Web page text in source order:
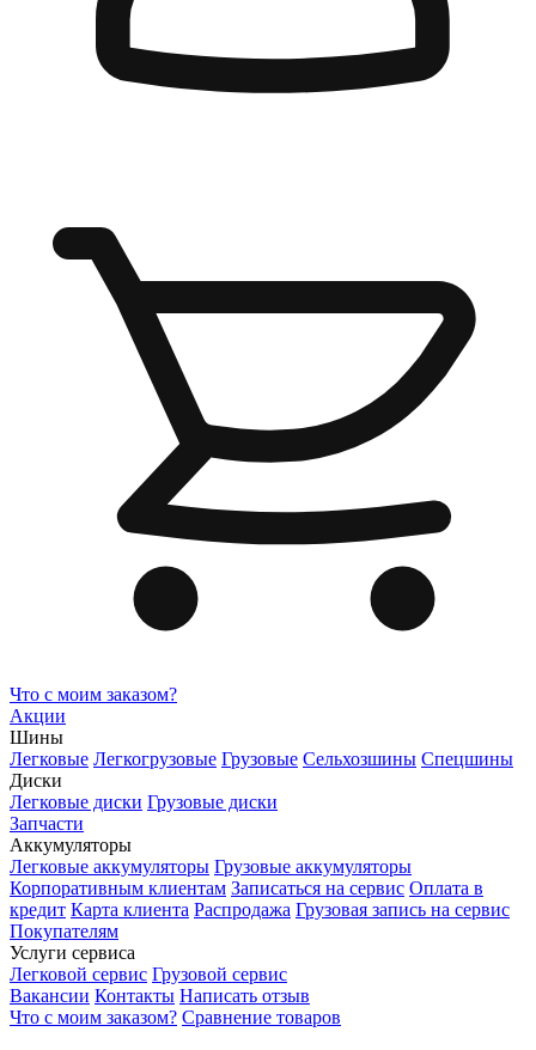
Что с моим заказом?
Акции
Шины
Легковые Легкогрузовые Грузовые Сельхозшины Спецшины
Диски
Легковые диски Грузовые диски
Запчасти
Аккумуляторы
Легковые аккумуляторы Грузовые аккумуляторы
Корпоративным клиентам Записаться на сервис Оплата в
кредит Карта клиента Распродажа Грузовая запись на сервис
Покупателям
Услуги сервиса
Легковой сервис Грузовой сервис
Вакансии Контакты Написать отзыв
Что с моим заказом? Сравнение товаров